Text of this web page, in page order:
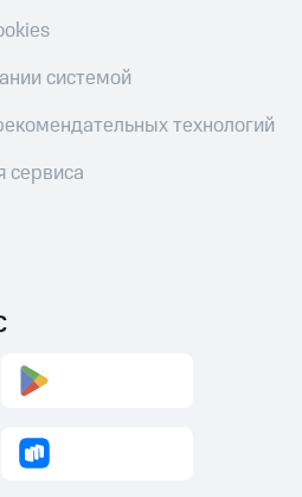
системой
технологий
сервиса